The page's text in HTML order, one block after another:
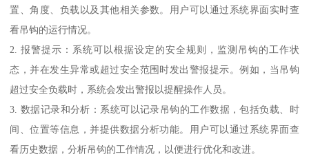
置、角度、负载以及其他相关参数。用户可以通过系统界面实时查
看吊钩的运行情况。
2. 报警提示：系统可以根据设定的安全规则，监测吊钩的工作状
态，并在发生异常或超过安全范围时发出警报提示。例如，当吊钩
超过安全负载时，系统会发出警报以提醒操作人员。
3. 数据记录和分析：系统可以记录吊钩的工作数据，包括负载、时
间、位置等信息，并提供数据分析功能。用户可以通过系统界面查
看历史数据，分析吊钩的工作情况，以便进行优化和改进。